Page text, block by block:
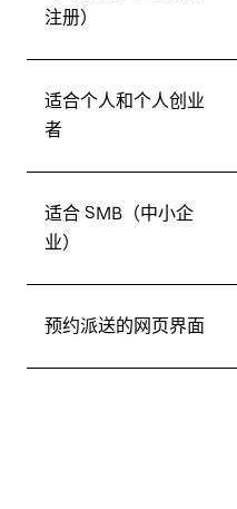
注册）
适合个人和个人创业
者
适合 SMB（中小企
业）
预约派送的网页界面